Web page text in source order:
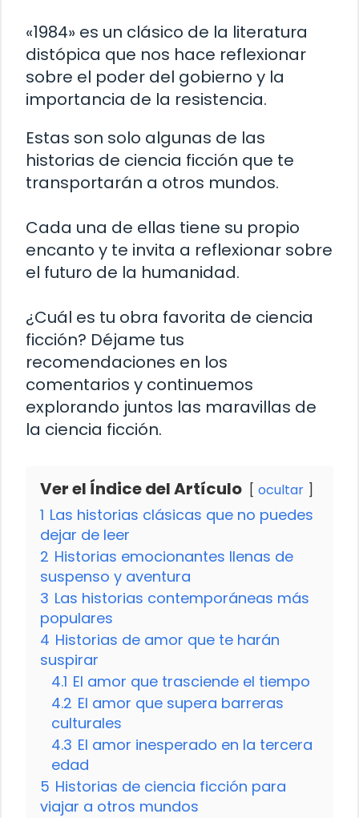
«1984» es un clásico de la literatura
distópica que nos hace reflexionar
sobre el poder del gobierno y la
importancia de la resistencia.
Estas son solo algunas de las
historias de ciencia ficción que te
transportarán a otros mundos.
Cada una de ellas tiene su propio
encanto y te invita a reflexionar sobre
el futuro de la humanidad.
¿Cuál es tu obra favorita de ciencia
ficción? Déjame tus
recomendaciones en los
comentarios y continuemos
explorando juntos las maravillas de
la ciencia ficción.
Ver el Índice del Artículo ocultar
1 Las historias clásicas que no puedes
dejar de leer
2 Historias emocionantes llenas de
suspenso y aventura
3 Las historias contemporáneas más
populares
4 Historias de amor que te harán
suspirar
4.1 El amor que trasciende el tiempo
4.2 El amor que supera barreras
culturales
4.3 El amor inesperado en la tercera
edad
5 Historias de ciencia ficción para
viajar a otros mundos